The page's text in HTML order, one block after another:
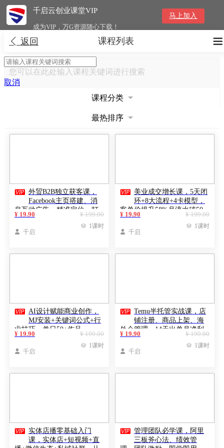
千启云创业课堂VIP
成为VIP，万G资源随心下载！
马上加入
 返回 
课程列表
您可以在此处输入课程关键词进行搜索
取消
课程分类
最热排序
 外贸B2B独立获客课，
Facebook主页搭建、消
息互动广告、精准定位，打
造高询盘系统
¥ 199.00
¥ 19.90
 千启
 1课时
 美业成交增长课，5天闭
环+8大流程+4卡模型，
客单价提升58%月流水破50
万
¥ 199.00
¥ 19.90
 千启
 1课时
 AI设计赋能商业创作，
MJ安装+关键词公式+行
业技巧，单日50+作品
¥ 199.00
¥ 19.90
 千启
 1课时
 Temu半托管实战课，店
铺注册、商品上架、海
外仓管理，14天出单月净利
破2万
¥ 199.00
¥ 19.90
 千启
 1课时
 实体店播零基础入门
课，实体店+短视频+直
 管理团队必学课，阿里
三板斧心法、绩效管